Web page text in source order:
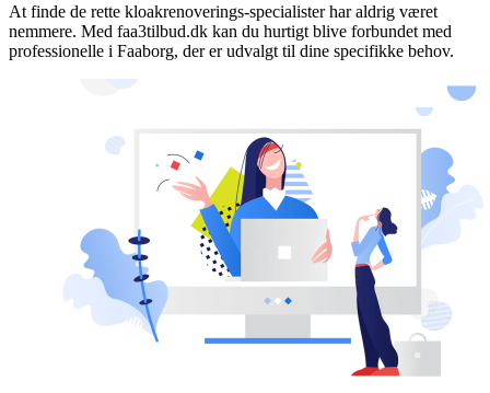
At finde de rette kloakrenoverings-specialister har aldrig været
nemmere. Med faa3tilbud.dk kan du hurtigt blive forbundet med
professionelle i Faaborg, der er udvalgt til dine specifikke behov.